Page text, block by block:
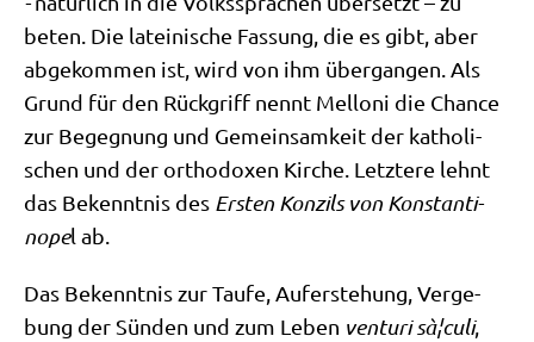
beten. Die latei­ni­sche Fas­sung, die es gibt, aber
abge­kom­men ist, wird von ihm über­gan­gen. Als
Grund für den Rück­griff nennt Mel­lo­ni die Chan­ce
zur Begeg­nung und Gemein­sam­keit der katho­li­
schen und der ortho­do­xen Kir­che. Letz­te­re lehnt
das Bekennt­nis des Ersten Kon­zils von Kon­stan­ti­
nopel ab.
Das Bekennt­nis zur Tau­fe, Auf­er­ste­hung, Ver­ge­
bung der Sün­den und zum Leben ven­tu­ri sà¦culi,